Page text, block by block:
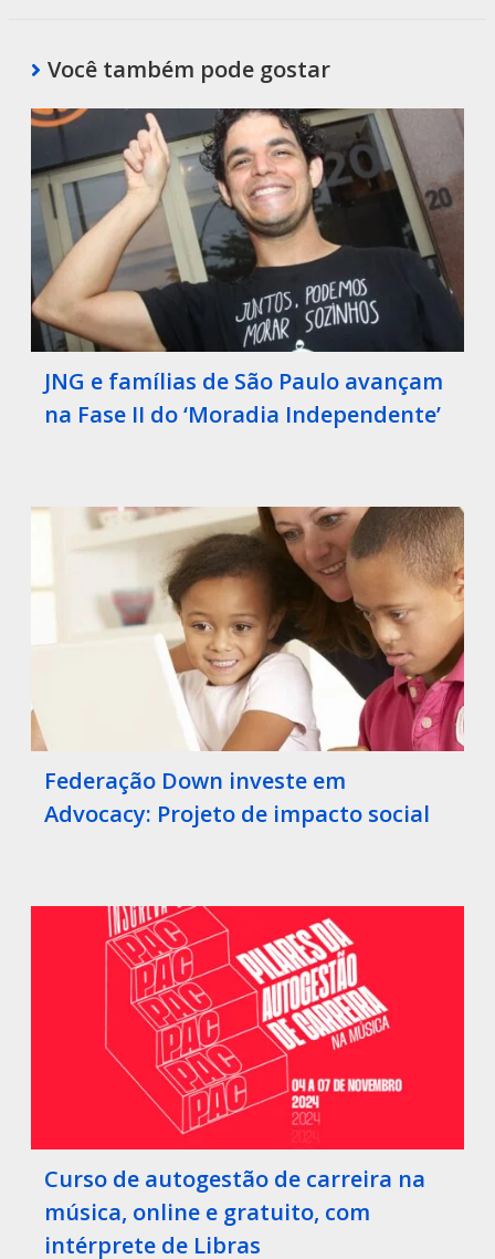
Você também pode gostar
JNG e famílias de São Paulo avançam
na Fase II do ‘Moradia Independente’
Federação Down investe em
Advocacy: Projeto de impacto social
Curso de autogestão de carreira na
música, online e gratuito, com
intérprete de Libras